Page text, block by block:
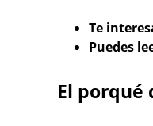
Te
Puedes
El porqué